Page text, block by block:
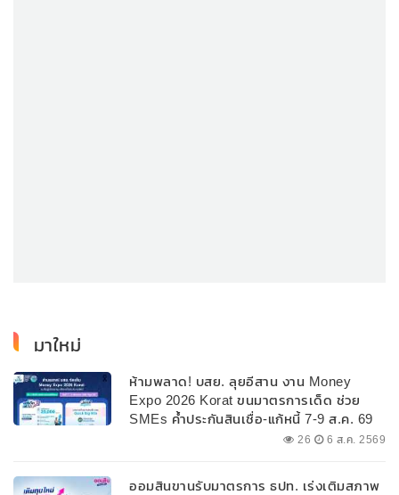
มาใหม่
ห้ามพลาด! บสย. ลุยอีสาน งาน Money
Expo 2026 Korat ขนมาตรการเด็ด ช่วย
SMEs ค้ำประกันสินเชื่อ-แก้หนี้ 7-9 ส.ค. 69
26 6 ส.ค. 2569
ออมสินขานรับมาตรการ ธปท. เร่งเติมสภาพ